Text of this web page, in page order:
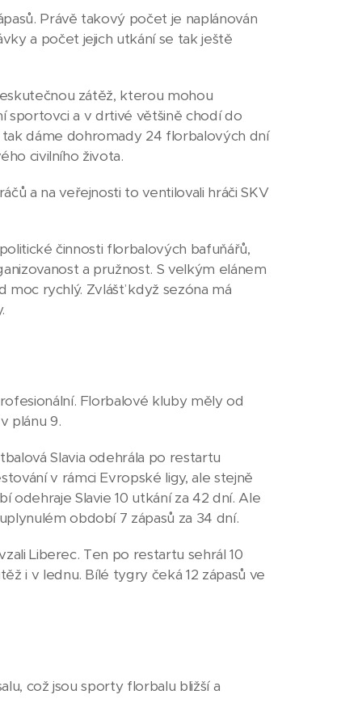
Právě takový počet je naplánován
a počet jejich utkání se tak ještě
zátěž, kterou mohou
sportovci a v drtivé většině chodí do
dáme dohromady 24 florbalových dní
civilního života.
a na veřejnosti to ventilovali hráči SKV
činnosti florbalových bafuňářů,
a pružnost. S velkým elánem
moc rychlý. Zvlášť když sezóna má
Florbalové kluby měly od
plánu 9.
Slavia odehrála po restartu
v rámci Evropské ligy, ale stejně
Slavie 10 utkání za 42 dní. Ale
období 7 zápasů za 34 dní.
Liberec. Ten po restartu sehrál 10
i v lednu. Bílé tygry čeká 12 zápasů ve
což jsou sporty florbalu bližší a